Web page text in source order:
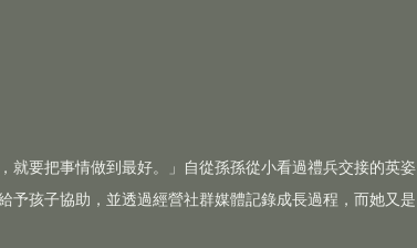
就要把事情做到最好。」自從孫孫從小看過禮兵交接的英姿
孩子協助，並透過經營社群媒體記錄成長過程，而她又是